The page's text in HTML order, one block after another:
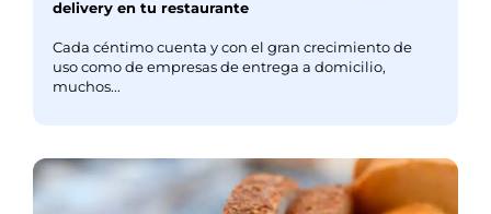
delivery en tu restaurante
Cada céntimo cuenta y con el gran crecimiento de
uso como de empresas de entrega a domicilio,
muchos...